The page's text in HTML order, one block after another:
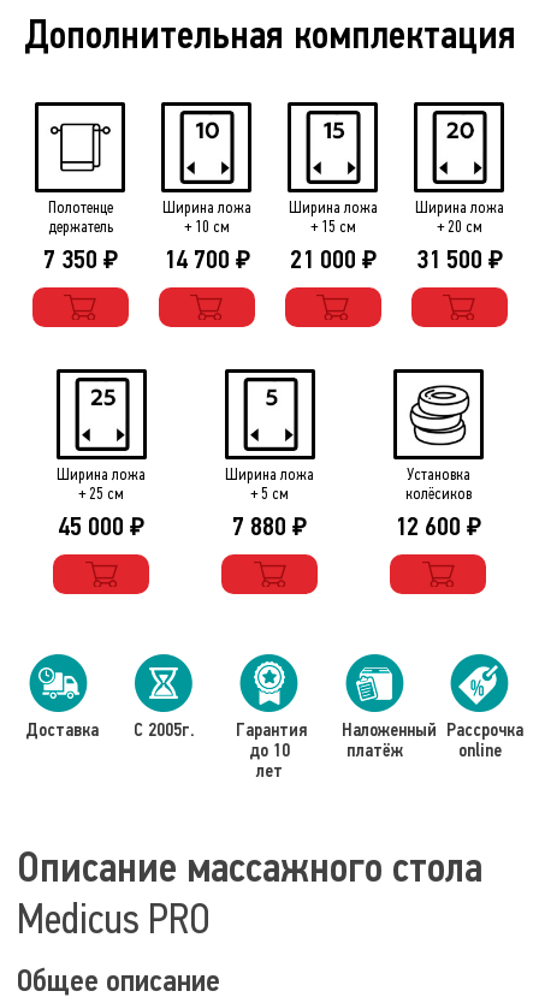
Дополнительная комплектация
Полотенце
держатель
7 350 ₽
Ширина ложа
+ 10 см
14 700 ₽
Ширина ложа
+ 15 см
21 000 ₽
Ширина ложа
+ 20 см
31 500 ₽
Ширина ложа
+ 25 см
45 000 ₽
Ширина ложа
+ 5 см
7 880 ₽
Установка
колёсиков
12 600 ₽
Доставка С 2005г.
Гарантия
до 10
лет
Наложенный
платёж
Рассрочка
online
Описание массажного стола
Medicus PRO
Общее описание